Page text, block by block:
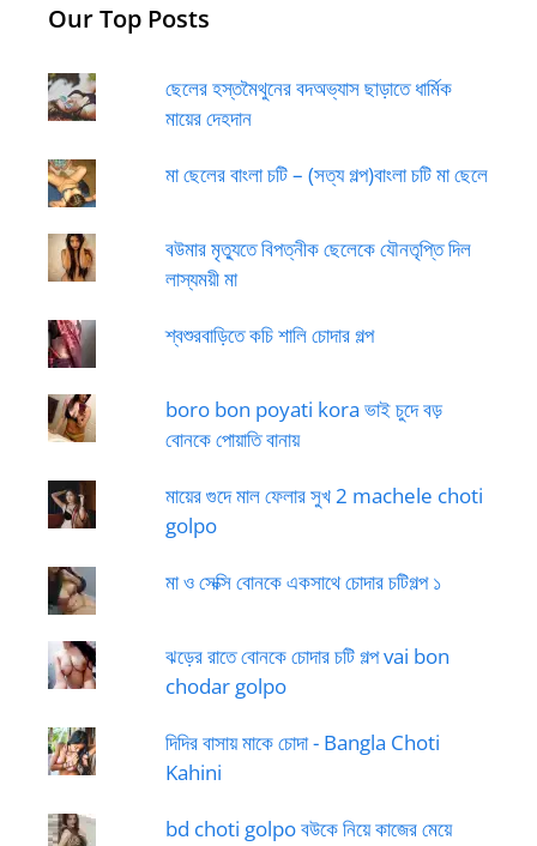
Our Top Posts
ছেলের হস্তমৈথুনের বদঅভ্যাস ছাড়াতে ধার্মিক
মায়ের দেহদান
মা ছেলের বাংলা চটি – (সত্য গল্প)বাংলা চটি মা ছেলে
বউমার মৃত্যুতে বিপত্নীক ছেলেকে যৌনতৃপ্তি দিল
লাস্যময়ী মা
শ্বশুরবাড়িতে কচি শালি চোদার গল্প
boro bon poyati kora ভাই চুদে বড়
বোনকে পোয়াতি বানায়
মায়ের গুদে মাল ফেলার সুখ 2 machele choti
golpo
মা ও সেক্সি বোনকে একসাথে চোদার চটিগল্প ১
ঝড়ের রাতে বোনকে চোদার চটি গল্প vai bon
chodar golpo
দিদির বাসায় মাকে চোদা - Bangla Choti
Kahini
bd choti golpo বউকে নিয়ে কাজের মেয়ে